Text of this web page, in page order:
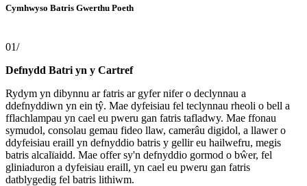
Cymhwyso Batris Gwerthu Poeth
01/
Defnydd Batri yn y Cartref
Rydym yn dibynnu ar fatris ar gyfer nifer o declynnau a
ddefnyddiwn yn ein tŷ. Mae dyfeisiau fel teclynnau rheoli o bell a
fflachlampau yn cael eu pweru gan fatris tafladwy. Mae ffonau
symudol, consolau gemau fideo llaw, camerâu digidol, a llawer o
ddyfeisiau eraill yn defnyddio batris y gellir eu hailwefru, megis
batris alcalïaidd. Mae offer sy'n defnyddio gormod o bŵer, fel
gliniaduron a dyfeisiau eraill, yn cael eu pweru gan fatris
datblygedig fel batris lithiwm.